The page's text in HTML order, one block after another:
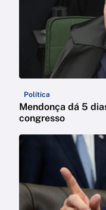
Política
Mendonça dá 5
congresso